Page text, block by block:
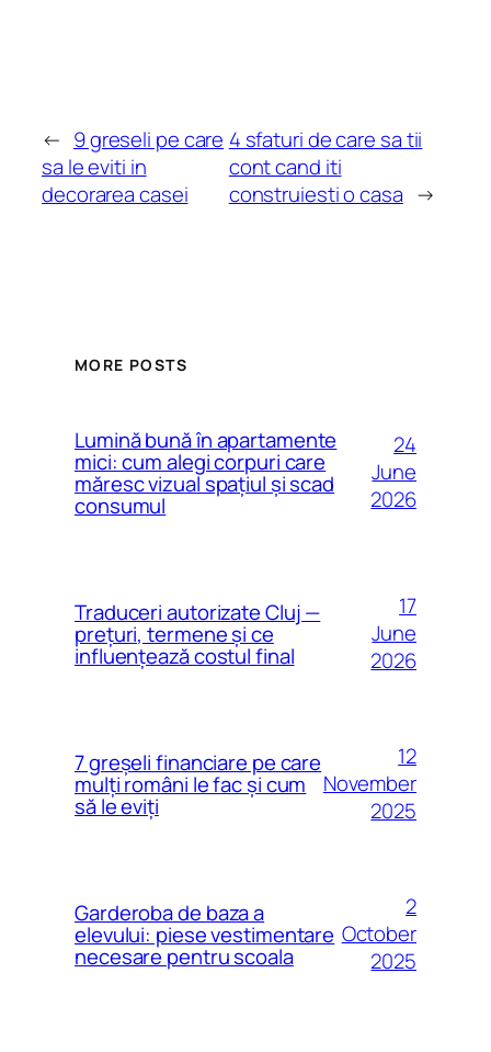
← 9 greseli pe care
sa le eviti in
decorarea casei
4 sfaturi de care sa tii
cont cand iti
construiesti o casa →
MORE POSTS
Lumină bună în apartamente
mici: cum alegi corpuri care
măresc vizual spațiul și scad
consumul
24
June
2026
Traduceri autorizate Cluj —
prețuri, termene și ce
influențează costul final
17
June
2026
7 greșeli financiare pe care
mulți români le fac și cum
să le eviți
12
November
2025
Garderoba de baza a
elevului: piese vestimentare
necesare pentru scoala
2
October
2025